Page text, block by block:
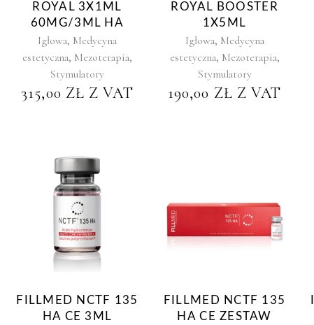
ROYAL 3X1ML
60MG/3ML HA
Igłowa, Medycyna
estetyczna, Mezoterapia,
Stymulatory
315,00 ZŁ Z VAT
ROYAL BOOSTER
1X5ML
Igłowa, Medycyna
estetyczna, Mezoterapia,
Stymulatory
190,00 ZŁ Z VAT
FILLMED NCTF 135
HA CE 3ML
FILLMED NCTF 135
HA CE ZESTAW